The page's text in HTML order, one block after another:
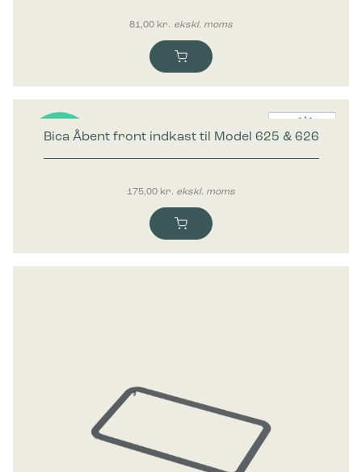
81,00 kr. ekskl. moms
Bica Åbent front indkast til Model 625 & 626
175,00 kr. ekskl. moms